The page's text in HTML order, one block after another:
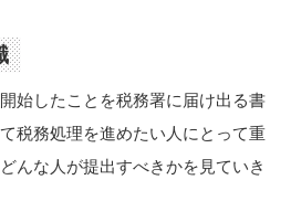
始したことを税務署に届け出る書
税務処理を進めたい人にとって重
んな人が提出すべきかを見ていき